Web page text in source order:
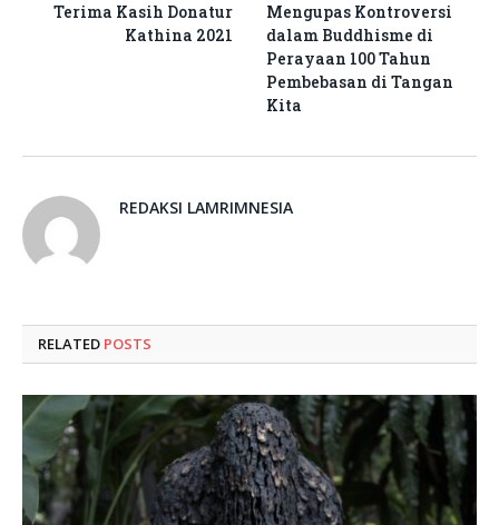
Terima Kasih Donatur
Kathina 2021
Mengupas Kontroversi
dalam Buddhisme di
Perayaan 100 Tahun
Pembebasan di Tangan
Kita
REDAKSI LAMRIMNESIA
RELATED POSTS